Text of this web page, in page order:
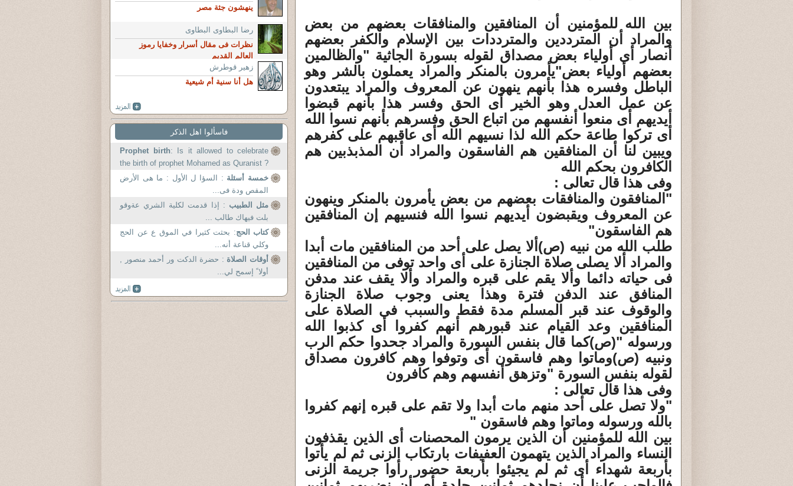
بين الله للمؤمنين أن المنافقين والمنافقات بعضهم من بعض
والمراد أن المترددين والمترددات بين الإسلام والكفر بعضهم
أنصار أى أولياء بعض مصداق لقوله بسورة الجاثية "والظالمين
بعضهم أولياء بعض"يأمرون بالمنكر والمراد يعملون بالشر وهو
الباطل وفسره هذا بأنهم ينهون عن المعروف والمراد يبتعدون
عن عمل العدل وهو الخير أى الحق وفسر هذا بأنهم قبضوا
أيديهم أى منعوا أنفسهم من اتباع الحق وفسرهم بأنهم نسوا الله
أى تركوا طاعة حكم الله لذا نسيهم الله أى عاقبهم على كفرهم
ويبين لنا أن المنافقين هم الفاسقون والمراد أن المذبذبين هم
الكافرون بحكم الله
وفى هذا قال تعالى :
"المنافقون والمنافقات بعضهم من بعض يأمرون بالمنكر وينهون
عن المعروف ويقبضون أيديهم نسوا الله فنسيهم إن المنافقين
هم الفاسقون"
طلب الله من نبيه (ص)ألا يصل على أحد من المنافقين مات أبدا
والمراد ألا يصلى صلاة الجنازة على أى واحد توفى من المنافقين
فى حياته دائما وألا يقم على قبره والمراد وألا يقف عند مدفن
المنافق عند الدفن فترة وهذا يعنى وجوب صلاة الجنازة
والوقوف عند قبر المسلم مدة فقط والسبب فى الصلاة على
المنافقين وعد القيام عند قبورهم أنهم كفروا أى كذبوا الله
ورسوله "(ص)كما قال بنفس السورة والمراد جحدوا حكم الرب
ونبيه (ص)وماتوا وهم فاسقون أى وتوفوا وهم كافرون مصداق
لقوله بنفس السورة "وتزهق أنفسهم وهم كافرون
وفى هذا قال تعالى :
"ولا تصل على أحد منهم مات أبدا ولا تقم على قبره إنهم كفروا
بالله ورسوله وماتوا وهم فاسقون "
بين الله للمؤمنين أن الذين يرمون المحصنات أى الذين يقذفون
النساء والمراد الذين يتهمون العفيفات بارتكاب الزنى ثم لم يأتوا
بأربعة شهداء أى ثم لم يجيئوا بأربعة حضور رأوا جريمة الزنى
ينهشون جثة مصر
رضا البطاوى البطاوى
نظرات فى مقال أسرار وخفايا رموز
العالم القديم
زهير قوطرش
هل أنا سنية أم شيعية
فاسألوا اهل الذكر
Prophet birth: Is it allowed to celebrate
the birth of prophet Mohamed as Quranist ?
thank you very...
خمسة أسئلة : السؤا ل الأول : ما هى الأرض
المقص ودة فى...
مثل الطبيب : إذا قدمت لكلية الشري عةوقو
بلت فيهاك طالب ...
كتاب الحج: بحثت كثيرا في الموق ع عن الحج
وكلي قناعة أنه...
أوقات الصلاة : حضرة الدكت ور أحمد منصور ,
أولا ً إسمح لي...